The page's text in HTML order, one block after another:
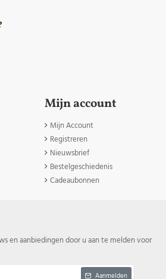
Mijn account
Mijn Account
Registreren
Nieuwsbrief
Bestelgeschiedenis
Cadeaubonnen
en aanbiedingen door u aan te melden voor
Aanmelden